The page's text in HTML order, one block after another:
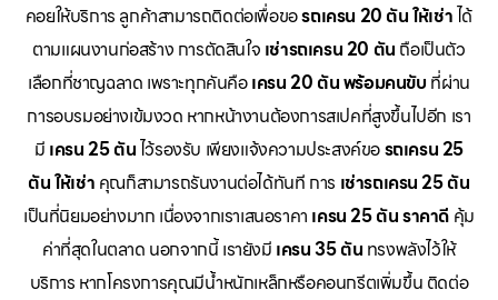
คอยให้บริการ ลูกค้าสามารถติดต่อเพื่อขอรถเครน 20 ตัน ให้เช่าได้
ตามแผนงานก่อสร้าง การตัดสินใจ เช่ารถเครน 20 ตัน ถือเป็นตัว
เลือกที่ชาญฉลาด เพราะทุกคันคือเครน 20 ตัน พร้อมคนขับ ที่ผ่าน
การอบรมอย่างเข้มงวด หากหน้างานต้องการสเปคที่สูงขึ้นไปอีก เรา
มี เครน 25 ตันไว้รองรับ เพียงแจ้งความประสงค์ขอรถเครน 25
ตัน ให้เช่า คุณก็สามารถรันงานต่อได้ทันที การ เช่ารถเครน 25 ตัน
เป็นที่นิยมอย่างมาก เนื่องจากเราเสนอราคา เครน 25 ตัน ราคาดี คุ้ม
ค่าที่สุดในตลาด นอกจากนี้ เรายังมี เครน 35 ตัน ทรงพลังไว้ให้
บริการ หากโครงการคุณมีน้ำหนักเหล็กหรือคอนกรีตเพิ่มขึ้น ติดต่อ